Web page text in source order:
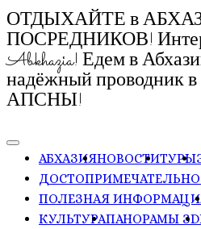
ОТДЫХАЙТЕ в
ПОСРЕДНИКОВ!
Abkhazia! Едем в
надёжный проводник
АПСНЫ!
АБХАЗИЯНОВОСТИТУРЫ
ПОЛЕЗНАЯ
КУЛЬТУРАПАНОРАМЫ ЗD